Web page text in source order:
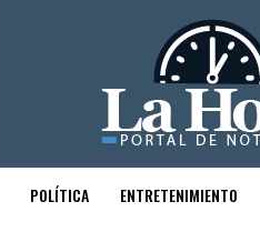
POLÍTICA ENTRETENIMIENTO